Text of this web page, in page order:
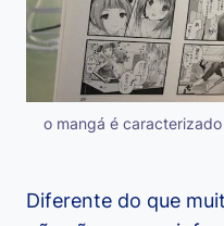
o mangá é
Diferente do que